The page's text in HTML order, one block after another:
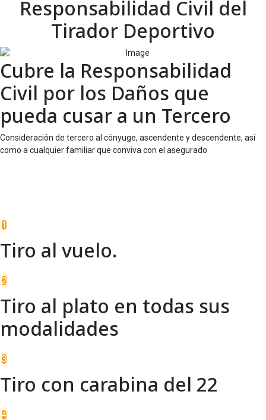
Responsabilidad Civil del
Tirador Deportivo
Cubre la Responsabilidad
Civil por los Daños que
pueda cusar a un Tercero
Consideración de tercero al cónyuge, ascendente y descendente, así
como a cualquier familiar que conviva con el asegurado
1
Tiro al vuelo.
2
Tiro al plato en todas sus
modalidades
3
Tiro con carabina del 22
4